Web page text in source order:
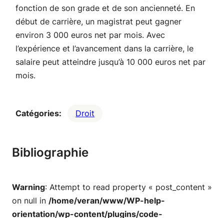
fonction de son grade et de son ancienneté. En
début de carrière, un magistrat peut gagner
environ 3 000 euros net par mois. Avec
l’expérience et l’avancement dans la carrière, le
salaire peut atteindre jusqu’à 10 000 euros net par
mois.
Catégories: Droit
Bibliographie
Warning: Attempt to read property « post_content »
on null in /home/veran/www/WP-help-
orientation/wp-content/plugins/code-